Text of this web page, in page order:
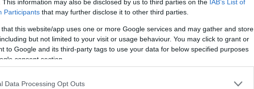
This information may also be disclosed by us to third parties on the IAB’s List of
Participants that may further disclose it to other third parties.
that this website/app uses one or more Google services and may gather and store
but not limited to your visit or usage behaviour. You may click to grant or
to Google and its third-party tags to use your data for below specified purposes
consent section.
Data Processing Opt Outs
Τουρκία κατηγορούμενοι για
φωτογράφισαν το προεδρικό μέγαρο του
περισσότερο από μία εβδομάδα
Αρχές αλλά στην πραγματικότητα οι
για αυτό.